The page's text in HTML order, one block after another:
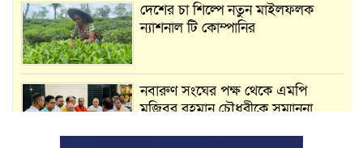
দেশের চা শিল্পে নতুন মাইলফলক
ন্যাশনাল টি কোম্পানির
নবারুণ সংঘের পক্ষ থেকে এমপি
মুজিবুর রহমান চৌধুরীকে সম্মাননা